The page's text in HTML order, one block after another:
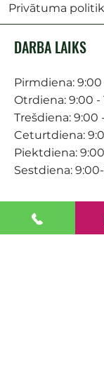
Privātuma
DARBA LAIKS
Pirmdiena: 9:00
Otrdiena: 9:00 -
Trešdiena: 9:00
Ceturtdiena:
Piektdiena:
Sestdiena:
KONTAKTI